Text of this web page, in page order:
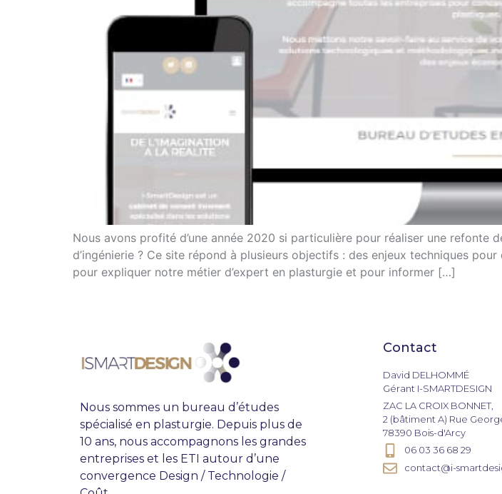
Nous avons profité d’une année 2020 si particulière pour réaliser une
d’ingénierie ? Ce site répond à plusieurs objectifs : des enjeux techniques
pour expliquer notre métier d’expert en plasturgie et pour informer […]
Nous sommes un bureau d’études
spécialisé en plasturgie. Depuis plus de
10 ans, nous accompagnons les grandes
entreprises et les ETI autour d’une
convergence Design / Technologie /
Contact
David DELHOMMÉ
Gérant I-SMARTDESIGN
ZAC LA CROIX BONNET,
2 (bâtiment A) Rue
78390 Bois-d'Arcy
06 03 36 68 29
contact@i-